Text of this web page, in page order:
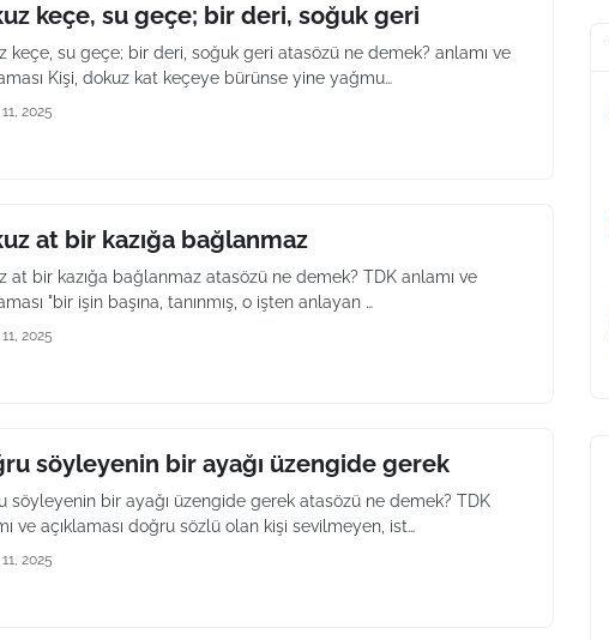
keçe, su geçe; bir deri, soğuk geri
keçe, su geçe; bir deri, soğuk geri atasözü ne demek? anlamı ve
Kişi, dokuz kat keçeye bürünse yine yağmu…
2025
at bir kazığa bağlanmaz
at bir kazığa bağlanmaz atasözü ne demek? TDK anlamı ve
"bir işin başına, tanınmış, o işten anlayan …
2025
söyleyenin bir ayağı üzengide gerek
söyleyenin bir ayağı üzengide gerek atasözü ne demek? TDK
ve açıklaması doğru sözlü olan kişi sevilmeyen, ist…
2025